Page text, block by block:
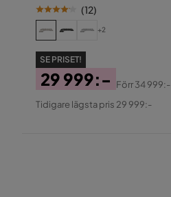
(12)
+2
SE PRISET!
Pris
29 999:-
Original
Förr34 999:-
Tidigare lägsta pris 29 999:-